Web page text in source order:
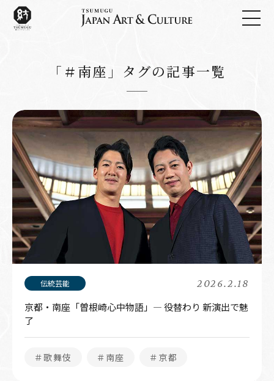
「＃南座」タグの記事一覧
2026.2.18
京都・南座「曽根崎心中物語」— 役替わり 新演出で魅
了
＃歌舞伎 ＃南座 ＃京都